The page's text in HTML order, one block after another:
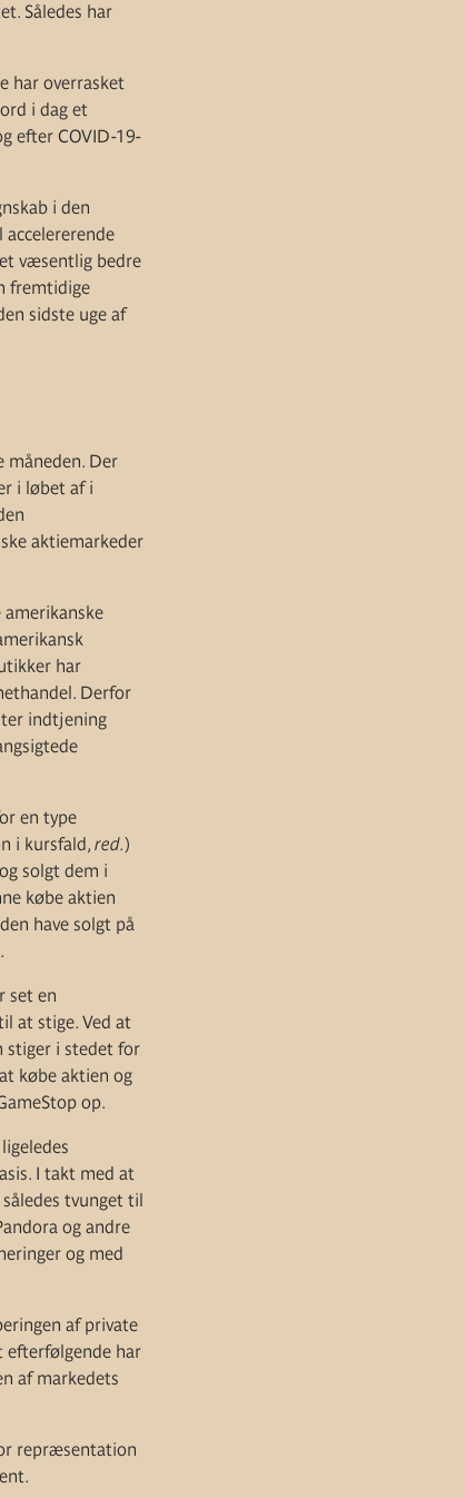
Således har
har overrasket
i dag et
efter COVID-19-
i den
væsentlig bedre
fremtidige
sidste uge af
måneden. Der
i løbet af i
aktiemarkeder
har
Derfor
indtjening
en type
i kursfald, red.)
solgt dem i
købe aktien
have solgt på
set en
at stige. Ved at
stiger i stedet for
købe aktien og
op.
I takt med at
tvunget til
og andre
og med
af private
efterfølgende har
af markedets
repræsentation